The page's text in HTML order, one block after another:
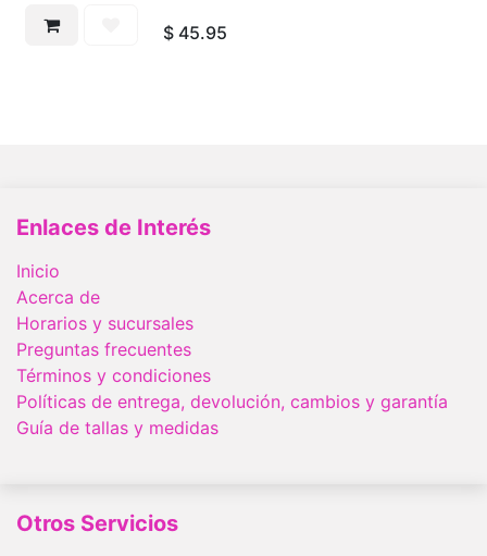
$ 45.95
Enlaces de Interés
Inicio
Acerca de
Horarios y sucursales
Preguntas frecuentes
Términos y condiciones
Políticas de entrega, devolución, cambios y garantía
Guía de tallas y medidas
Otros Servicios